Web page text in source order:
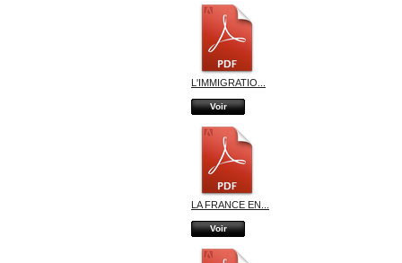
L'IMMIGRATIO...
Voir
LA FRANCE EN...
Voir